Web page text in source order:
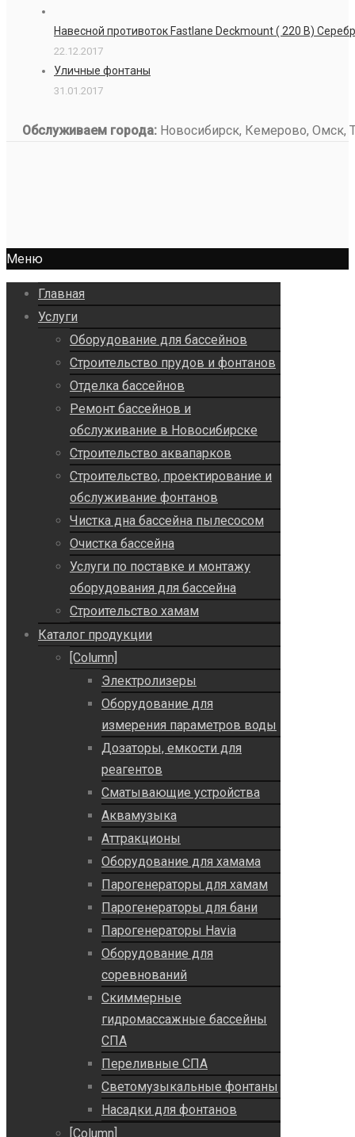
Навесной противоток Fastlane Deckmount ( 220 В)
22.12.2017
Уличные фонтаны
31.01.2017
Обслуживаем города: Новосибирск, Кемерово, Омск,
Меню
Главная
Услуги
Оборудование для бассейнов
Строительство прудов и фонтанов
Отделка бассейнов
Ремонт бассейнов и
обслуживание в Новосибирске
Строительство аквапарков
Строительство, проектирование и
обслуживание фонтанов
Чистка дна бассейна пылесосом
Очистка бассейна
Услуги по поставке и монтажу
оборудования для бассейна
Строительство хамам
Каталог продукции
[Column]
Электролизеры
Оборудование для
измерения параметров воды
Дозаторы, емкости для
реагентов
Сматывающие устройства
Аквамузыка
Аттракционы
Оборудование для хамама
Парогенераторы для хамам
Парогенераторы для бани
Парогенераторы Havia
Оборудование для
соревнований
Скиммерные
гидромассажные бассейны
СПА
Переливные СПА
Светомузыкальные фонтаны
Насадки для фонтанов
[Column]